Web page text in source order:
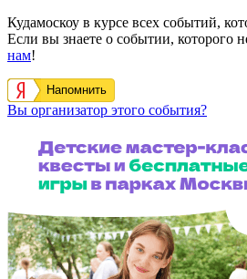
Кудамоскоу в курсе всех событий,
Если вы знаете о событии, которого
нам!
Напомнить
Вы организатор этого события?